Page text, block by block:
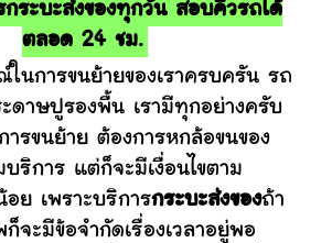
กระบะส่งของทุกวัน สอบคิวรถได้
ตลอด 24 ชม.
ขนย้ายของเราครบครัน รถ
ะดาษปูรองพื้น เรามีทุกอย่างครับ
ารขนย้าย ต้องการหกล้อขนของ
ริการ แต่ก็จะมีเงื่อนไขตาม
ย เพราะบริการกระบะส่งของถ้า
ก็จะมีข้อจำกัดเรื่องเวลาอยู่พอ